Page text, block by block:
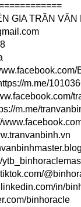
GIA TRẦN VĂN
m.me/
m.me/
in/
binhoracle